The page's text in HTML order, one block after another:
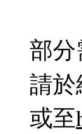
部
請
或至